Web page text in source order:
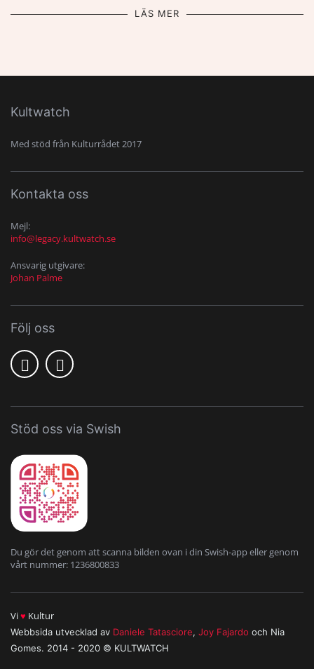
LÄS MER
Kultwatch
Med stöd från Kulturrådet 2017
Kontakta oss
Mejl:
info@legacy.kultwatch.se
Ansvarig utgivare:
Johan Palme
Följ oss
Stöd oss via Swish
Du gör det genom att scanna bilden ovan i din Swish-app eller genom
vårt nummer: 1236800833
Vi♥ Kultur
Webbsida utvecklad av Daniele Tatasciore, Joy Fajardo och Nia
Gomes. 2014 - 2020 © KULTWATCH